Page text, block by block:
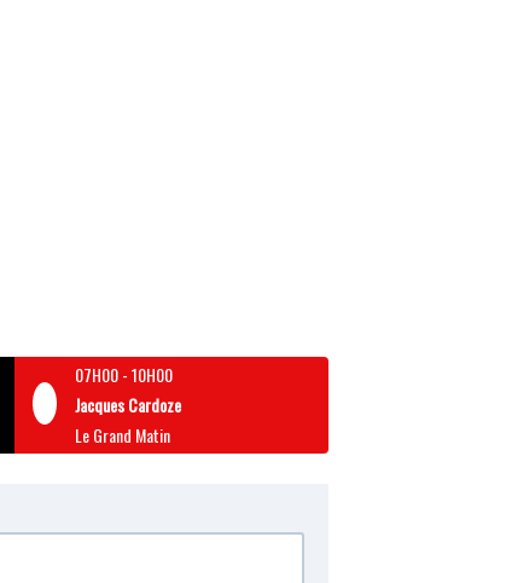
07H00-10H00
Jacques Cardoze
Le Grand Matin